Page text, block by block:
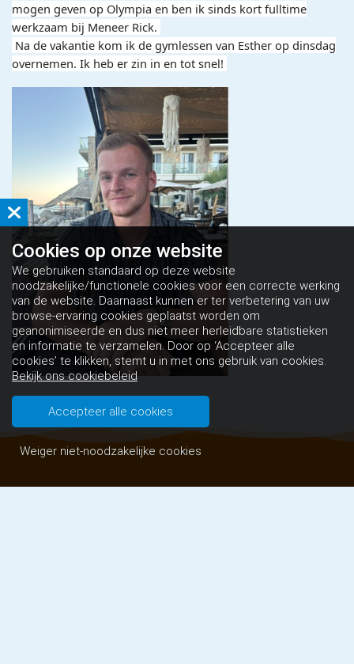
mogen geven op Olympia en ben ik sinds kort fulltime
werkzaam bij Meneer Rick.
Na de vakantie kom ik de gymlessen van Esther op dinsdag
overnemen. Ik heb er zin in en tot snel!
Cookies op onze website
We gebruiken standaard op deze website
noodzakelijke/functionele cookies voor een correcte werking
van de website. Daarnaast kunnen er ter verbetering van uw
browse-ervaring cookies geplaatst worden om
geanonimiseerde en dus niet meer herleidbare statistieken
en informatie te verzamelen. Door op ‘Accepteer alle
cookies’ te klikken, stemt u in met ons gebruik van cookies.
Bekijk ons cookiebeleid
Accepteer alle cookies
Weiger niet-noodzakelijke cookies